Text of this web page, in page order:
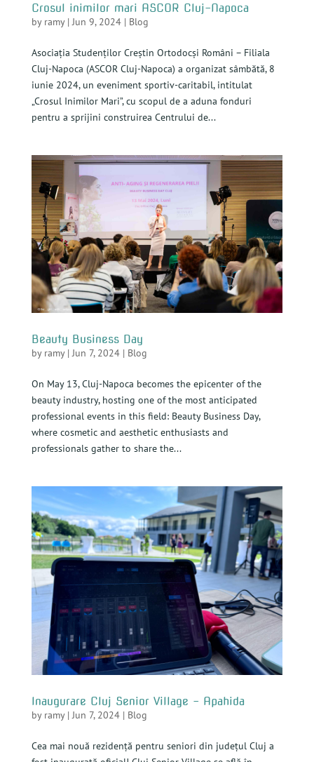
Crosul inimilor mari ASCOR Cluj-Napoca
by ramy|Jun 9, 2024| Blog
Asociația Studenților Creștin Ortodocși Români – Filiala
Cluj-Napoca (ASCOR Cluj-Napoca) a organizat sâmbătă, 8
iunie 2024, un eveniment sportiv-caritabil, intitulat
„Crosul Inimilor Mari”, cu scopul de a aduna fonduri
pentru a sprijini construirea Centrului de...
Beauty Business Day
by ramy|Jun 7, 2024| Blog
On May 13, Cluj-Napoca becomes the epicenter of the
beauty industry, hosting one of the most anticipated
professional events in this field: Beauty Business Day,
where cosmetic and aesthetic enthusiasts and
professionals gather to share the...
Inaugurare Cluj Senior Village – Apahida
by ramy|Jun 7, 2024| Blog
Cea mai nouă rezidență pentru seniori din județul Cluj a